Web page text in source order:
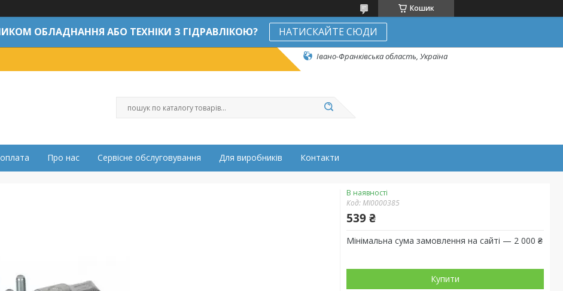
Кошик
ОБЛАДНАННЯ АБО ТЕХНІКИ З ГІДРАВЛІКОЮ? НАТИСКАЙТЕ СЮДИ
Івано-Франківська область, Україна
Про нас Сервісне обслуговування Для виробників Контакти
В наявності
Код:MI0000385
539 ₴
Мінімальна сума замовлення на сайті — 2 000 ₴
Купити